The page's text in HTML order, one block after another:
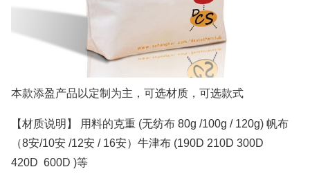
本款添盈产品以定制为主，可选材质，可选款式
【材质说明】 用料的克重 (无纺布 80g /100g / 120g) 帆布
（8安/10安 /12安 / 16安）牛津布 (190D 210D 300D
420D 600D )等